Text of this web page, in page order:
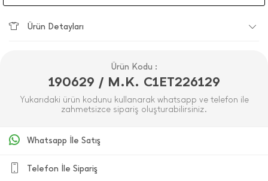
Ürün Detayları
Ürün Kodu :
190629 / M.K. C1ET226129
Yukarıdaki ürün kodunu kullanarak whatsapp ve telefon ile
zahmetsizce sipariş oluşturabilirsiniz.
Whatsapp İle Satış
Telefon İle Sipariş